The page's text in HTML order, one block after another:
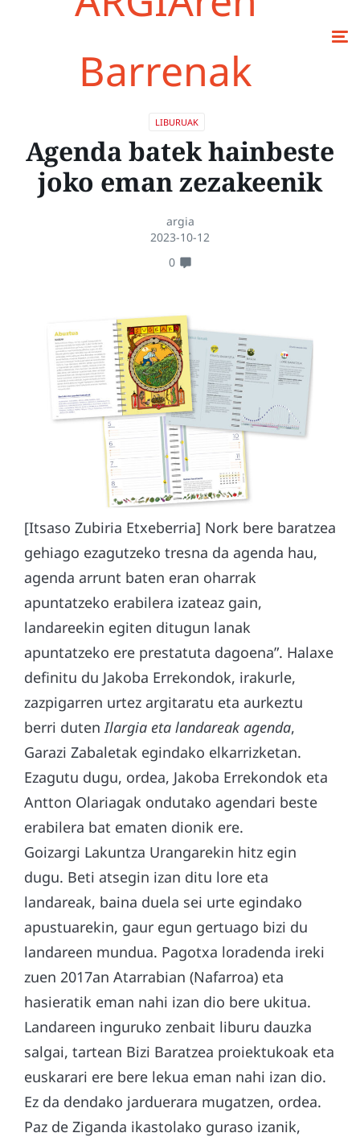
Barrenak
LIBURUAK
Agenda batek hainbeste
joko eman zezakeenik
argia
2023-10-12
0
[Itsaso Zubiria Etxeberria] Nork bere baratzea
gehiago ezagutzeko tresna da agenda hau,
agenda arrunt baten eran oharrak
apuntatzeko erabilera izateaz gain,
landareekin egiten ditugun lanak
apuntatzeko ere prestatuta dagoena”. Halaxe
definitu du Jakoba Errekondok, irakurle,
zazpigarren urtez argitaratu eta aurkeztu
berri duten Ilargia eta landareak agenda,
Garazi Zabaletak egindako elkarrizketan.
Ezagutu dugu, ordea, Jakoba Errekondok eta
Antton Olariagak ondutako agendari beste
erabilera bat ematen dionik ere.
Goizargi Lakuntza Urangarekin hitz egin
dugu. Beti atsegin izan ditu lore eta
landareak, baina duela sei urte egindako
apustuarekin, gaur egun gertuago bizi du
landareen mundua. Pagotxa loradenda ireki
zuen 2017an Atarrabian (Nafarroa) eta
hasieratik eman nahi izan dio bere ukitua.
Landareen inguruko zenbait liburu dauzka
salgai, tartean Bizi Baratzea proiektukoak eta
euskarari ere bere lekua eman nahi izan dio.
Ez da dendako jarduerara mugatzen, ordea.
Paz de Ziganda ikastolako guraso izanik,